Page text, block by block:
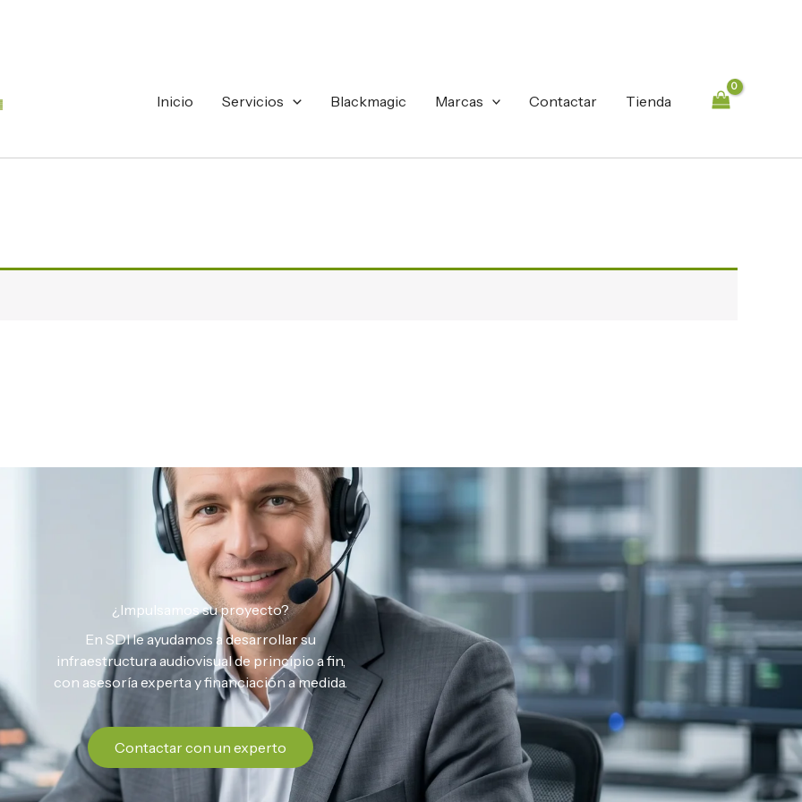
Inicio Servicios Blackmagic Marcas Contactar Tienda
¿Impulsamos su proyecto?
En SDI le ayudamos a desarrollar su
infraestructura audiovisual de principio a fin,
con asesoría experta y financiación a medida.
Contactar con un experto